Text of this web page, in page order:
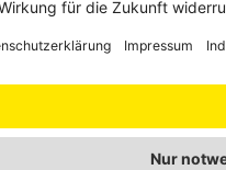
Spur tatsächlich nimmt.